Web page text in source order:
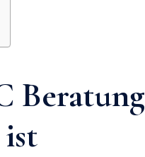
Beratung